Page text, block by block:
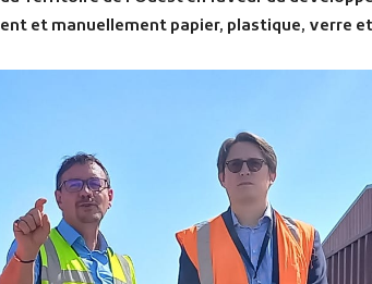
et manuellement papier, plastique, verre